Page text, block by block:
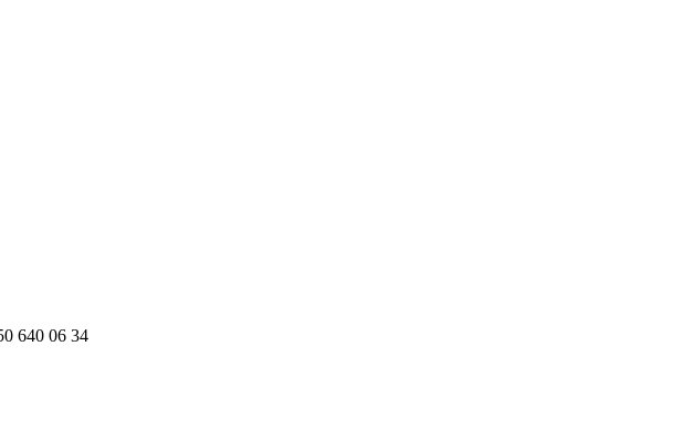
640 06 34